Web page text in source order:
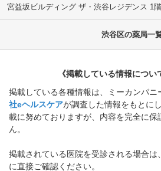
宮益坂ビルディング ザ・渋谷レジデンス 1階
渋谷区の薬局一
《掲載している情報につい
掲載している各種情報は、ミーカンパニ
社eヘルスケアが調査した情報をもとに
載に努めておりますが、内容を完全に
ん。
掲載されている医院を受診される場合は
に直接ご確認ください。